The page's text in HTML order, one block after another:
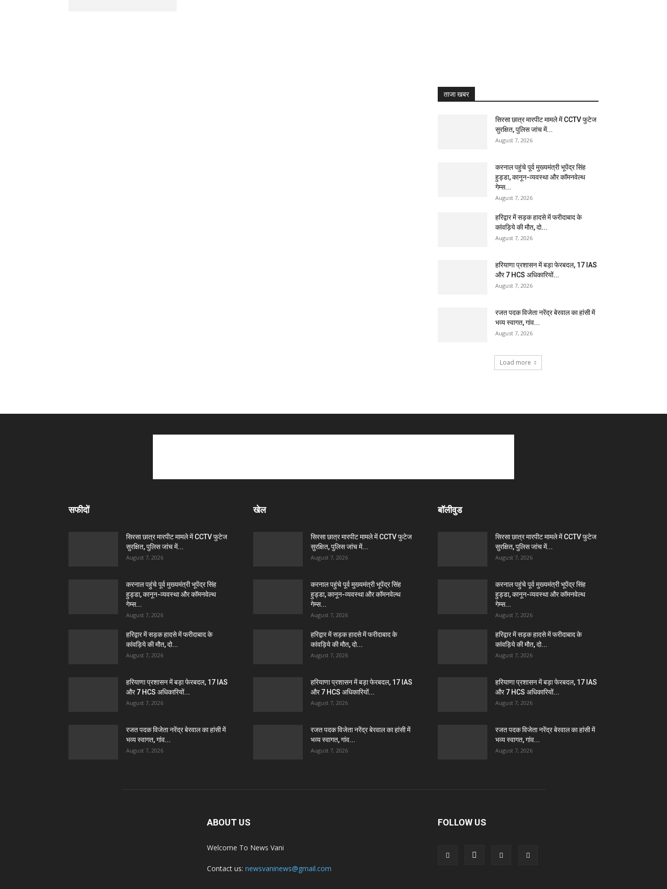
ताजा खबर
सिरसा छात्र मारपीट मामले में CCTV फुटेज
सुरक्षित, पुलिस जांच में...
August 7, 2026
करनाल पहुंचे पूर्व मुख्यमंत्री भूपेंद्र सिंह
हुड्डा, कानून-व्यवस्था और कॉमनवेल्थ
गेम्स...
August 7, 2026
हरिद्वार में सड़क हादसे में फरीदाबाद के
कांवड़िये की मौत, दो...
August 7, 2026
हरियाणा प्रशासन में बड़ा फेरबदल, 17 IAS
और 7 HCS अधिकारियों...
August 7, 2026
रजत पदक विजेता नरेंद्र बेरवाल का हांसी में
भव्य स्वागत, गांव...
August 7, 2026
Load more
सफीदों
सिरसा छात्र मारपीट मामले में CCTV फुटेज
सुरक्षित, पुलिस जांच में...
August 7, 2026
करनाल पहुंचे पूर्व मुख्यमंत्री भूपेंद्र सिंह
हुड्डा, कानून-व्यवस्था और कॉमनवेल्थ
गेम्स...
August 7, 2026
हरिद्वार में सड़क हादसे में फरीदाबाद के
कांवड़िये की मौत, दो...
August 7, 2026
हरियाणा प्रशासन में बड़ा फेरबदल, 17 IAS
और 7 HCS अधिकारियों...
August 7, 2026
रजत पदक विजेता नरेंद्र बेरवाल का हांसी में
भव्य स्वागत, गांव...
August 7, 2026
खेल
सिरसा छात्र मारपीट मामले में CCTV फुटेज
सुरक्षित, पुलिस जांच में...
August 7, 2026
करनाल पहुंचे पूर्व मुख्यमंत्री भूपेंद्र सिंह
हुड्डा, कानून-व्यवस्था और कॉमनवेल्थ
गेम्स...
August 7, 2026
हरिद्वार में सड़क हादसे में फरीदाबाद के
कांवड़िये की मौत, दो...
August 7, 2026
हरियाणा प्रशासन में बड़ा फेरबदल, 17 IAS
और 7 HCS अधिकारियों...
August 7, 2026
रजत पदक विजेता नरेंद्र बेरवाल का हांसी में
भव्य स्वागत, गांव...
August 7, 2026
बॉलीवुड
सिरसा छात्र मारपीट मामले में CCTV फुटेज
सुरक्षित, पुलिस जांच में...
August 7, 2026
करनाल पहुंचे पूर्व मुख्यमंत्री भूपेंद्र सिंह
हुड्डा, कानून-व्यवस्था और कॉमनवेल्थ
गेम्स...
August 7, 2026
हरिद्वार में सड़क हादसे में फरीदाबाद के
कांवड़िये की मौत, दो...
August 7, 2026
हरियाणा प्रशासन में बड़ा फेरबदल, 17 IAS
और 7 HCS अधिकारियों...
August 7, 2026
रजत पदक विजेता नरेंद्र बेरवाल का हांसी में
भव्य स्वागत, गांव...
August 7, 2026
ABOUT US
Welcome To News Vani
Contact us: newsvaninews@gmail.com
FOLLOW US